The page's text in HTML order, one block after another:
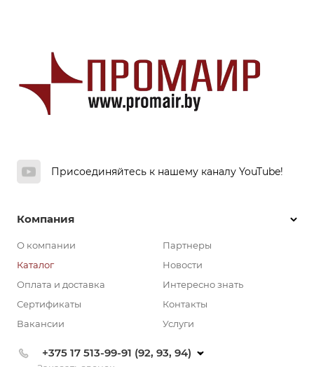
Присоединяйтесь к нашему каналу YouTube!
Компания
О компании
Каталог
Оплата и доставка
Сертификаты
Вакансии
Партнеры
Новости
Интересно знать
Контакты
Услуги
+375 17 513-99-91 (92, 93, 94)